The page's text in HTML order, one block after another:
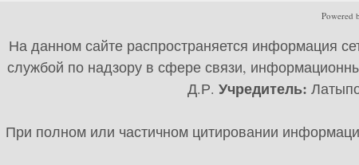
Powered
На данном сайте распространяется информация
службой по надзору в сфере связи,
Д.Р. Учредитель:
При полном или частичном цитировании